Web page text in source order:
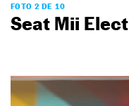
FOTO 2 DE 10
Seat Mii